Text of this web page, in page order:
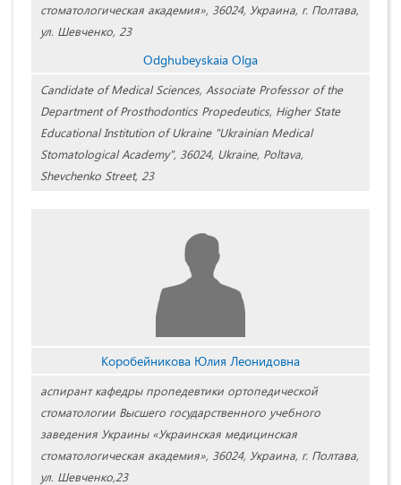
стоматологическая академия», 36024, Украина, г. Полтава,
ул. Шевченко, 23
Odghubeyskaia Olga
Candidate of Medical Sciences, Associate Professor of the
Department of Prosthodontics Propedeutics, Higher State
Educational Institution of Ukraine "Ukrainian Medical
Stomatological Academy", 36024, Ukraine, Poltava,
Shevchenko Street, 23
Коробейникова Юлия Леонидовна
аспирант кафедры пропедевтики ортопедической
стоматологии Высшего государственного учебного
заведения Украины «Украинская медицинская
стоматологическая академия», 36024, Украина, г. Полтава,
ул. Шевченко,23